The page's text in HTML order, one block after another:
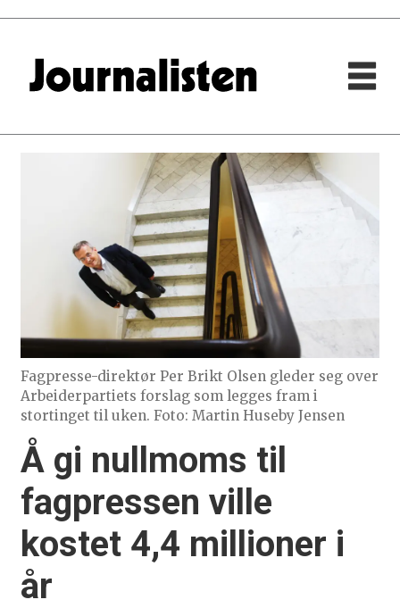
Fagpresse-direktør Per Brikt Olsen gleder seg over
Arbeiderpartiets forslag som legges fram i
stortinget til uken. Foto: Martin Huseby Jensen
Å gi nullmoms til
fagpressen ville
kostet 4,4 millioner i
år